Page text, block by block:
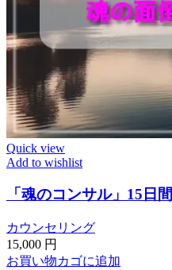
Quick view
Add to wishlist
「魂のコンサル」15日間
カウンセリング
15,000 円
お買い物カゴに追加